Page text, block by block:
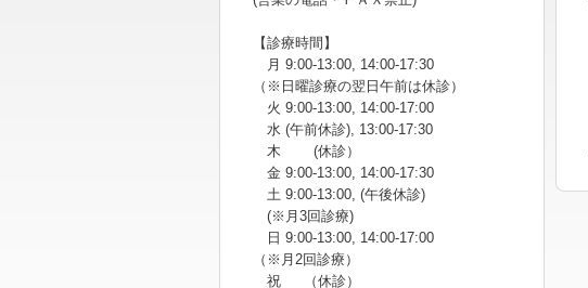
【診療時間】
月 9:00-13:00, 14:00-17:30
（※日曜診療の翌日午前は休診）
火 9:00-13:00, 14:00-17:00
水 (午前休診), 13:00-17:30
木 (休診）
金 9:00-13:00, 14:00-17:30
土 9:00-13:00, (午後休診)
(※月3回診療)
日 9:00-13:00, 14:00-17:00
（※月2回診療）
祝 （休診）